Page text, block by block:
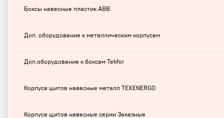
Боксы навесные пластик ABB
Доп. оборудование к металлическим корпусам
Доп.оборудование к боксам Tekfor
Корпуса щитов навесные металл TEXENERGO
Корпуса щитов навесные серии Заказные